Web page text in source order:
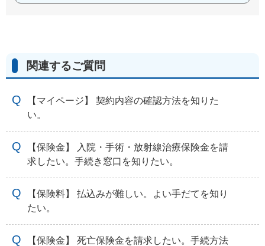
関連するご質問
【マイページ】 契約内容の確認方法を知りた
い。
【保険金】 入院・手術・放射線治療保険金を請
求したい。手続き窓口を知りたい。
【保険料】 払込みが難しい。よい手だてを知り
たい。
【保険金】 死亡保険金を請求したい。手続方法